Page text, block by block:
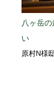
八ヶ岳
い
原村N様